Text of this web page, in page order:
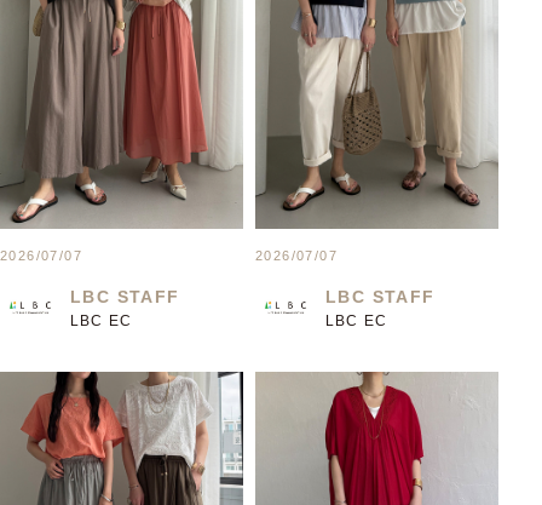
2026/07/07
LBC STAFF
LBC EC
2026/07/07
LBC STAFF
LBC EC